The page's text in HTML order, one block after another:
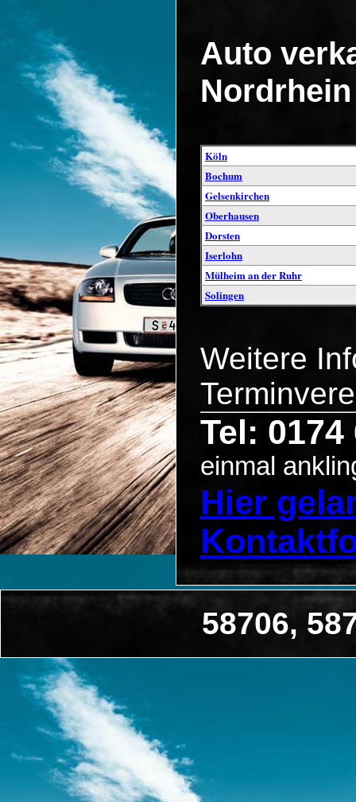
Auto
Köln
Bochum
Gelsenkirchen
Oberhausen
Dorsten
Iserlohn
Mülheim an der Ruhr
Solingen
Weitere
Tel: 0174
einmal
Hier
58706,